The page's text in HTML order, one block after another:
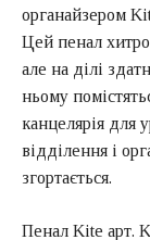
Цей пенал
але на ділі
ньому
канцелярія для
відділення і
згортається.
Пенал Kite арт.